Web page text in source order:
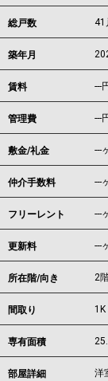
総戸数 41
築年月
賃料 ---
管理費 ---
敷金/礼金 ---
仲介手数料 ---
フリーレント ---
更新料 ---
所在階/向き 2
間取り 1K
専有面積
部屋詳細 洋